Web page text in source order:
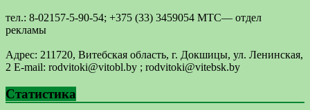
тел.: 8-02157-5-90-54; +375 (33) 3459054 МТС— отдел
рекламы
Адрес: 211720, Витебская область, г. Докшицы, ул. Ленинская,
2 E-mail: ​rodvitoki@​​vitobl​.by ; rodvitoki@vitebsk.by
Статистика